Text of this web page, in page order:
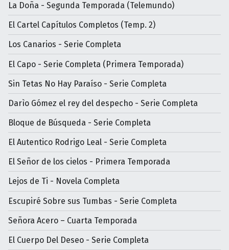
La Doña - Segunda Temporada (Telemundo)
El Cartel Capítulos Completos (Temp. 2)
Los Canarios - Serie Completa
El Capo - Serie Completa (Primera Temporada)
Sin Tetas No Hay Paraíso - Serie Completa
Darìo Gómez el rey del despecho - Serie Completa
Bloque de Búsqueda - Serie Completa
El Autentico Rodrigo Leal - Serie Completa
El Señor de los cielos - Primera Temporada
Lejos de Ti - Novela Completa
Escupiré Sobre sus Tumbas - Serie Completa
Señora Acero – Cuarta Temporada
El Cuerpo Del Deseo - Serie Completa